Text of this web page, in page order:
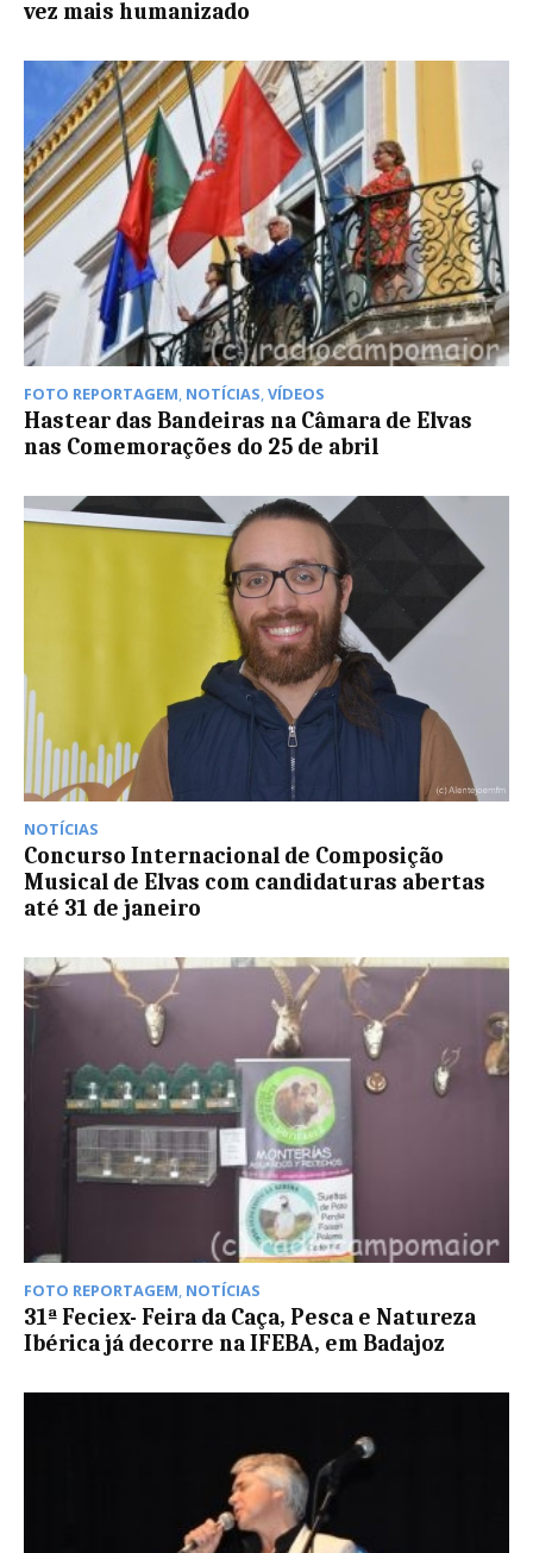
vez mais humanizado
FOTO REPORTAGEM, NOTÍCIAS,VÍDEOS
Hastear das Bandeiras na Câmara de Elvas
nas Comemorações do 25 de abril
NOTÍCIAS
Concurso Internacional de Composição
Musical de Elvas com candidaturas abertas
até 31 de janeiro
FOTO REPORTAGEM, NOTÍCIAS
31ª Feciex- Feira da Caça, Pesca e Natureza
Ibérica já decorre na IFEBA, em Badajoz